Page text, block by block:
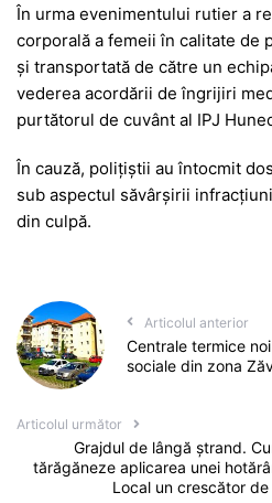
În urma evenimentului rutier a
corporală a femeii în calitate de
și transportată de către un
vederea acordării de îngrijiri
purtătorul de cuvânt al IPJ
În cauză, polițiștii au întocmit
sub aspectul săvârşirii
din culpă.
Articolul anterior
Centrale termice
sociale din zona
Articolul următor
Grajdul de lângă ștrand.
tărăgăneze aplicarea unei
Local un crescător